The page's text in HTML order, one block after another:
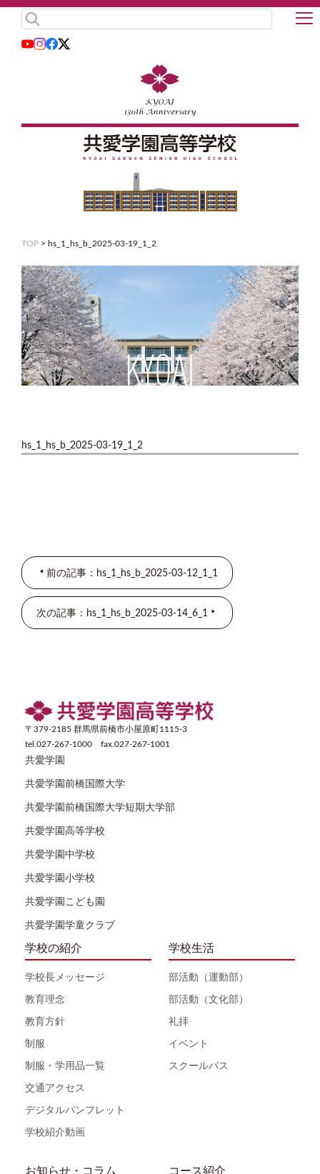
TOP > hs_1_hs_b_2025-03-19_1_2
hs_1_hs_b_2025-03-19_1_2
前の記事：hs_1_hs_b_2025-03-12_1_1
次の記事：hs_1_hs_b_2025-03-14_6_1
〒379-2185 群馬県前橋市小屋原町1115-3
tel.027-267-1000 fax.027-267-1001
共愛学園
共愛学園前橋国際大学
共愛学園前橋国際大学短期大学部
共愛学園高等学校
共愛学園中学校
共愛学園小学校
共愛学園こども園
共愛学園学童クラブ
学校の紹介
学校長メッセージ
教育理念
教育方針
制服
制服・学用品一覧
交通アクセス
デジタルパンフレット
学校紹介動画
学校生活
部活動（運動部）
部活動（文化部）
礼拝
イベント
スクールバス
お知らせ・コラム コース紹介